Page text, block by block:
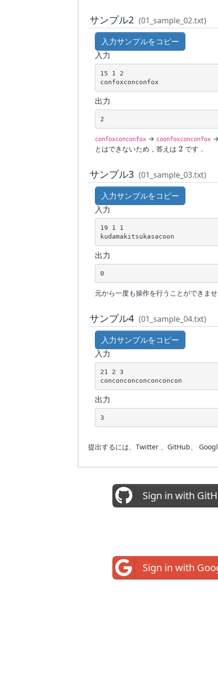
サンプル2 (01_sample_02.txt)
入力サンプルをコピー
入力
15 1 2
confoxconconfox
出力
2
confoxconconfox → coonfoxconconfox
とはできないため，答えは 2
2 です．
サンプル3 (01_sample_03.txt)
入力サンプルをコピー
入力
19 1 1
kudamakitsukasacoon
出力
0
元から一度も操作を行うことができま
サンプル4 (01_sample_04.txt)
入力サンプルをコピー
入力
21 2 3
conconconconconconcon
出力
3
提出するには、Twitter 、GitHub、
Sign in with
Sign in with